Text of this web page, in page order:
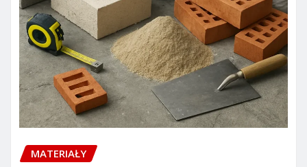
MATERIAŁY